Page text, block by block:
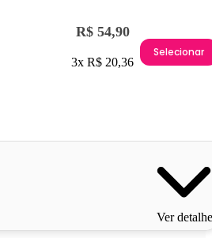
R$ 54,90
3x R$ 20,36
Selecionar
Ver